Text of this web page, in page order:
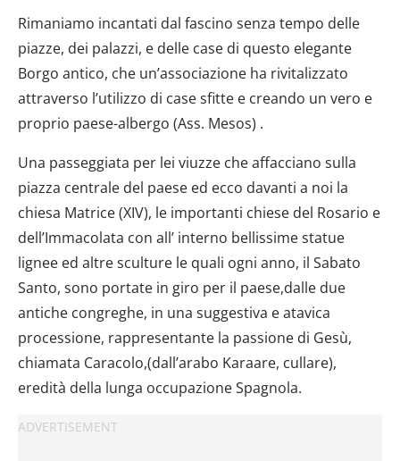
Rimaniamo incantati dal fascino senza tempo delle
piazze, dei palazzi, e delle case di questo elegante
Borgo antico, che un’associazione ha rivitalizzato
attraverso l’utilizzo di case sfitte e creando un vero e
proprio paese-albergo (Ass. Mesos) .
Una passeggiata per lei viuzze che affacciano sulla
piazza centrale del paese ed ecco davanti a noi la
chiesa Matrice (XIV), le importanti chiese del Rosario e
dell’Immacolata con all’ interno bellissime statue
lignee ed altre sculture le quali ogni anno, il Sabato
Santo, sono portate in giro per il paese,dalle due
antiche congreghe, in una suggestiva e atavica
processione, rappresentante la passione di Gesù,
chiamata Caracolo,(dall’arabo Karaare, cullare),
eredità della lunga occupazione Spagnola.